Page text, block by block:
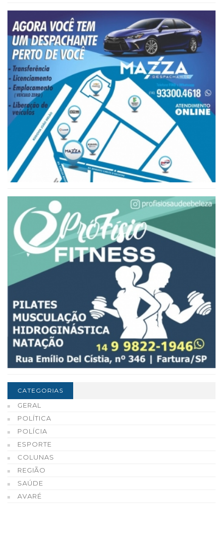
CATEGORIAS
GERAL
POLÍTICA
POLÍCIA
ESPORTE
COLUNAS
REGIÃO
SAÚDE
AVARÉ